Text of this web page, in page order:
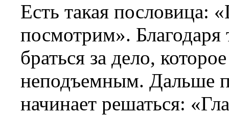
Есть такая пословица:
посмотрим».
браться за дело,
неподъемным. Дальше
начинает решаться: